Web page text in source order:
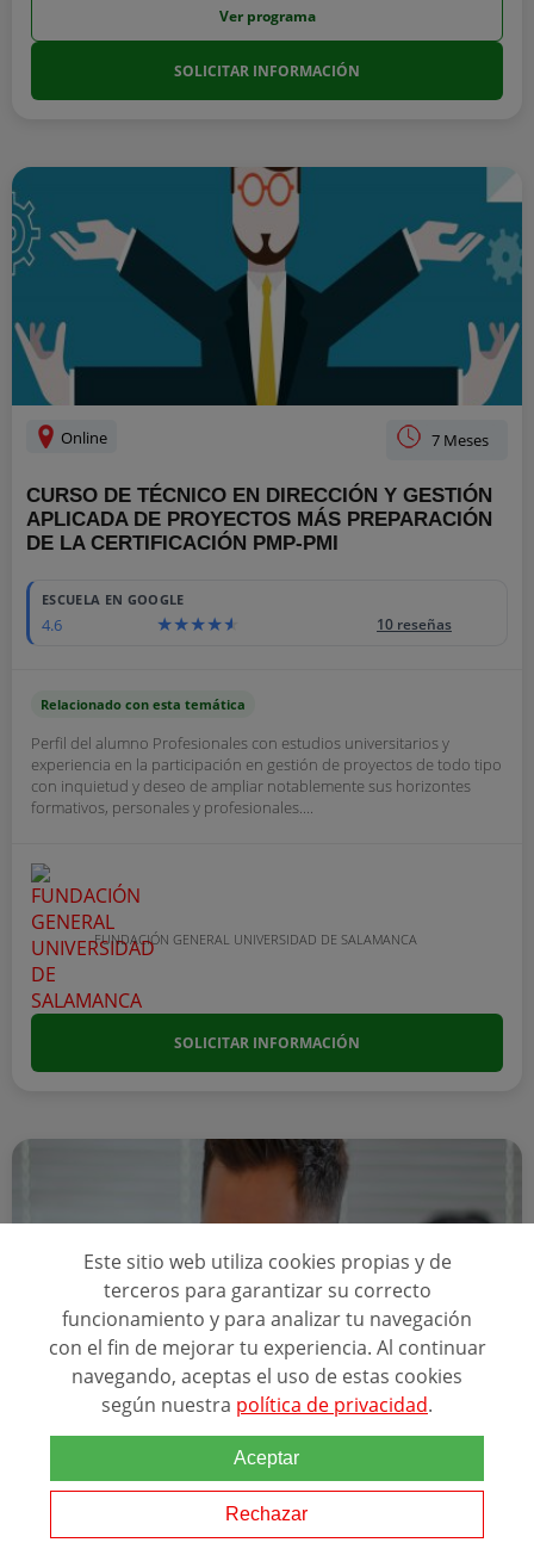
Ver programa
SOLICITAR INFORMACIÓN
Online 7 Meses
CURSO DE TÉCNICO EN DIRECCIÓN Y GESTIÓN
APLICADA DE PROYECTOS MÁS PREPARACIÓN
DE LA CERTIFICACIÓN PMP-PMI
1700
ESCUELA EN GOOGLE
4.6 10 reseñas
Relacionado con esta temática
Perfil del alumno Profesionales con estudios universitarios y
experiencia en la participación en gestión de proyectos de todo tipo
con inquietud y deseo de ampliar notablemente sus horizontes
formativos, personales y profesionales....
FUNDACIÓN GENERAL UNIVERSIDAD DE SALAMANCA
SOLICITAR INFORMACIÓN
Online
TÉCNICAS DE VENTA Y GESTIÓN COMERCIAL
ACREDITACIONES
Este sitio web utiliza cookies propias y de
terceros para garantizar su correcto
funcionamiento y para analizar tu navegación
con el fin de mejorar tu experiencia. Al continuar
navegando, aceptas el uso de estas cookies
según nuestra política de privacidad.
Aceptar
Rechazar